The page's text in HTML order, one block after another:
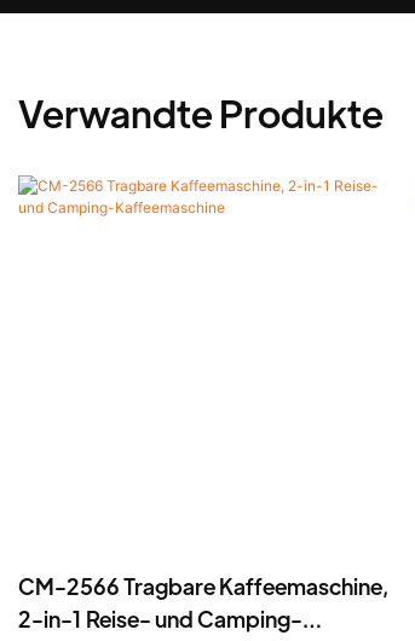
Verwandte Produkte
CM-2566 Tragbare Kaffeemaschine,
2-in-1 Reise- und Camping-